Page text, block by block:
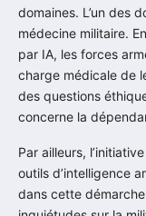
domaines. L’un des
médecine militaire.
par IA, les forces
charge médicale de
des questions
concerne la
Par ailleurs, l’initiative
outils d’intelligence
dans cette